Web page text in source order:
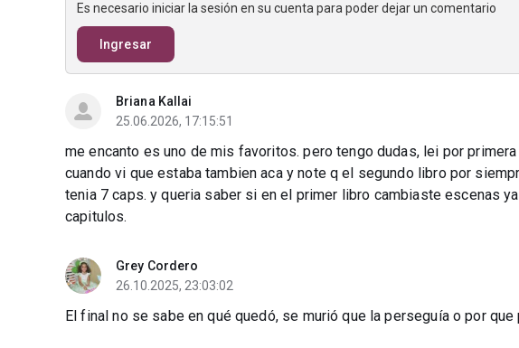
Es necesario iniciar la sesión en su cuenta para poder dejar un comentario
Ingresar
Briana Kallai
25.06.2026, 17:15:51
me encanto es uno de mis favoritos. pero tengo dudas, lei por
cuando vi que estaba tambien aca y note q el segundo libro por
tenia 7 caps. y queria saber si en el primer libro cambiaste escenas
capitulos.
Grey Cordero
26.10.2025, 23:03:02
El final no se sabe en qué quedó, se murió que la perseguía o por